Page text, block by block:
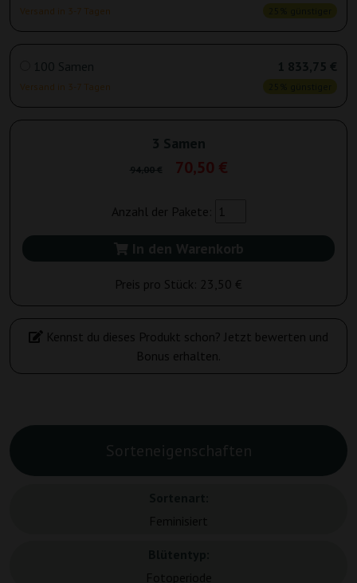
Versand in 3-7 Tagen
100 Samen
Versand in 3-7 Tagen
1 833,75 €
3 Samen
94,00 € 70,50 €
Anzahl der Pakete:
In den Warenkorb
Preis pro Stück: 23,50 €
Kennst du dieses Produkt schon? Jetzt bewerten und
Bonus erhalten.
Sorteneigenschaften